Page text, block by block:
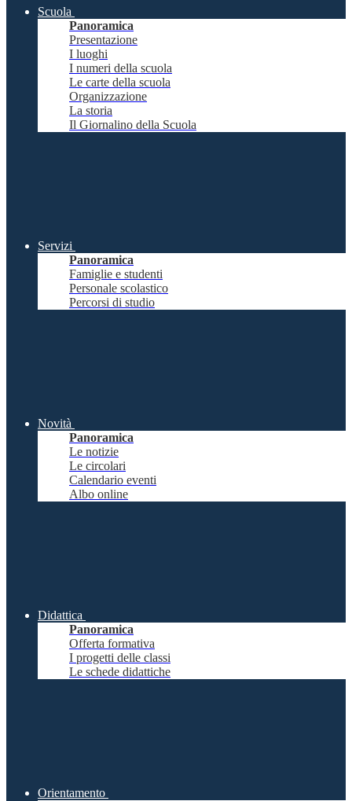
Scuola
Panoramica
Presentazione
I luoghi
I numeri della scuola
Le carte della scuola
Organizzazione
La storia
Il Giornalino della Scuola
Servizi
Panoramica
Famiglie e studenti
Personale scolastico
Percorsi di studio
Novità
Panoramica
Le notizie
Le circolari
Calendario eventi
Albo online
Didattica
Panoramica
Offerta formativa
I progetti delle classi
Le schede didattiche
Orientamento